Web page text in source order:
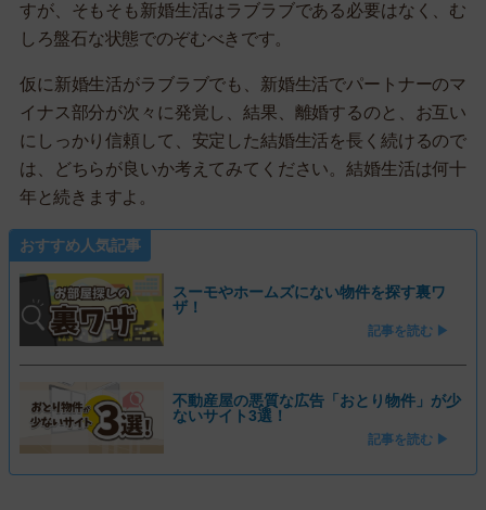
すが、そもそも新婚生活はラブラブである必要はなく、む
しろ盤石な状態でのぞむべきです。
仮に新婚生活がラブラブでも、新婚生活でパートナーのマ
イナス部分が次々に発覚し、結果、離婚するのと、お互い
にしっかり信頼して、安定した結婚生活を長く続けるので
は、どちらが良いか考えてみてください。結婚生活は何十
年と続きますよ。
おすすめ人気記事
スーモやホームズにない物件を探す裏ワ
ザ！
記事を読む ▶
不動産屋の悪質な広告「おとり物件」が少
ないサイト3選！
記事を読む ▶